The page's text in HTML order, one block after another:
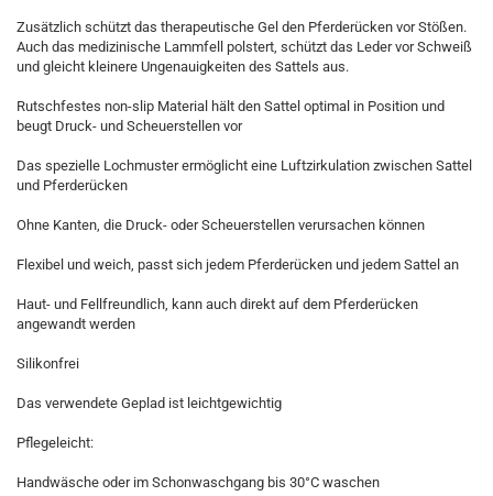
Zusätzlich schützt das therapeutische Gel den Pferderücken vor Stößen.
Auch das medizinische Lammfell polstert, schützt das Leder vor Schweiß
und gleicht kleinere Ungenauigkeiten des Sattels aus.
Rutschfestes non-slip Material hält den Sattel optimal in Position und
beugt Druck- und Scheuerstellen vor
Das spezielle Lochmuster ermöglicht eine Luftzirkulation zwischen Sattel
und Pferderücken
Ohne Kanten, die Druck- oder Scheuerstellen verursachen können
Flexibel und weich, passt sich jedem Pferderücken und jedem Sattel an
Haut- und Fellfreundlich, kann auch direkt auf dem Pferderücken
angewandt werden
Silikonfrei
Das verwendete Geplad ist leichtgewichtig
Pflegeleicht:
Handwäsche oder im Schonwaschgang bis 30°C waschen